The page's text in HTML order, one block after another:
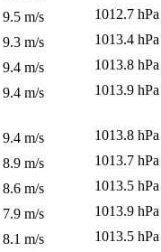
9.5 m/s
1012.7 hPa
9.3 m/s
1013.4 hPa
9.4 m/s
1013.8 hPa
9.4 m/s
1013.9 hPa
9.4 m/s
1013.8 hPa
8.9 m/s
1013.7 hPa
8.6 m/s
1013.5 hPa
7.9 m/s
1013.9 hPa
8.1 m/s
1013.5 hPa